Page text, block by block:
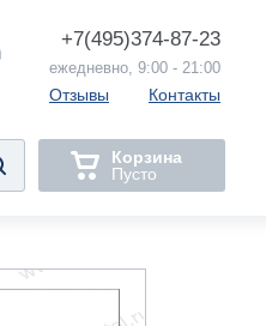
+7(495)374-87-23
ежедневно, 9:00 - 21:00
Отзывы Контакты
Корзина
Пусто